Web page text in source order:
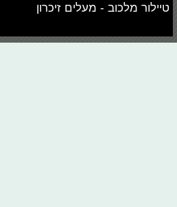
טיילור מלכוב - מעלים זיכרון